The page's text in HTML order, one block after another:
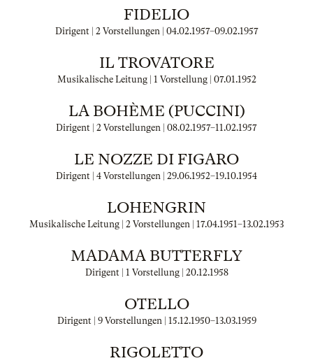
FIDELIO
Dirigent | 2 Vorstellungen | 04.02.1957–09.02.1957
IL TROVATORE
Musikalische Leitung | 1 Vorstellung | 07.01.1952
LA BOHÈME (PUCCINI)
Dirigent | 2 Vorstellungen | 08.02.1957–11.02.1957
LE NOZZE DI FIGARO
Dirigent | 4 Vorstellungen | 29.06.1952–19.10.1954
LOHENGRIN
Musikalische Leitung | 2 Vorstellungen | 17.04.1951–13.02.1953
MADAMA BUTTERFLY
Dirigent | 1 Vorstellung | 20.12.1958
OTELLO
Dirigent | 9 Vorstellungen | 15.12.1950–13.03.1959
RIGOLETTO